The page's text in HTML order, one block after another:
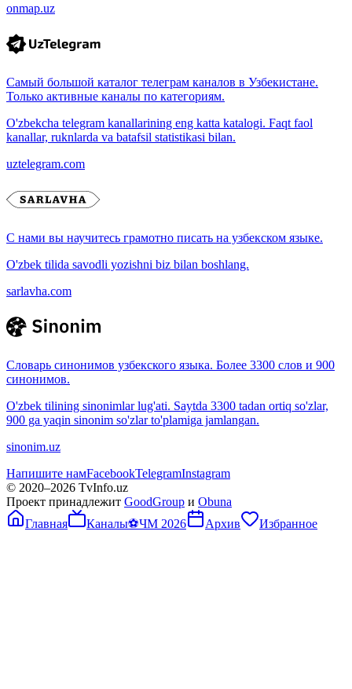
onmap.uz
Самый большой каталог телеграм каналов в Узбекистане.
Только активные каналы по категориям.
O'zbekcha telegram kanallarining eng katta katalogi. Faqt faol
kanallar, ruknlarda va batafsil statistikasi bilan.
uztelegram.com
С нами вы научитесь грамотно писать на узбекском языке.
O'zbek tilida savodli yozishni biz bilan boshlang.
sarlavha.com
Словарь синонимов узбекского языка. Более 3300 слов и 900
синонимов.
O'zbek tilining sinonimlar lug'ati. Saytda 3300 tadan ortiq so'zlar,
900 ga yaqin sinonim so'zlar to'plamiga jamlangan.
sinonim.uz
Напишите намFacebookTelegramInstagram
© 2020–2026 TvInfo.uz
Проект принадлежит GoodGroup и Obuna
Главная
Каналы⚽ЧМ 2026 Архив Избранное